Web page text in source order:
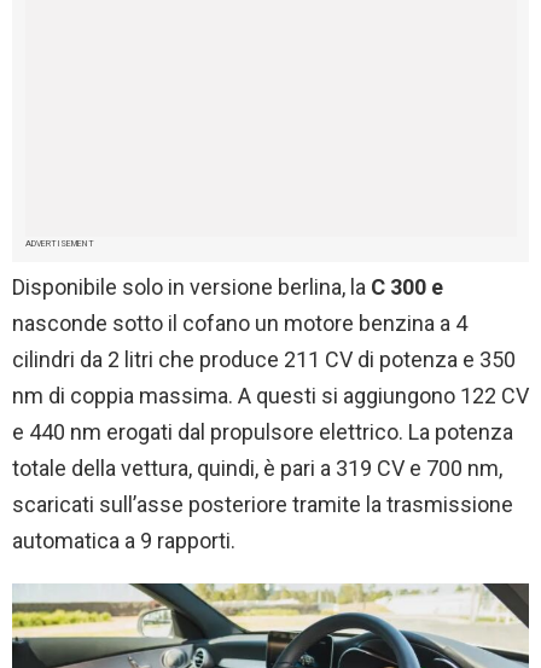
ADVERTISEMENT
Disponibile solo in versione berlina, la C 300 e
nasconde sotto il cofano un motore benzina a 4
cilindri da 2 litri che produce 211 CV di potenza e 350
nm di coppia massima. A questi si aggiungono 122 CV
e 440 nm erogati dal propulsore elettrico. La potenza
totale della vettura, quindi, è pari a 319 CV e 700 nm,
scaricati sull’asse posteriore tramite la trasmissione
automatica a 9 rapporti.